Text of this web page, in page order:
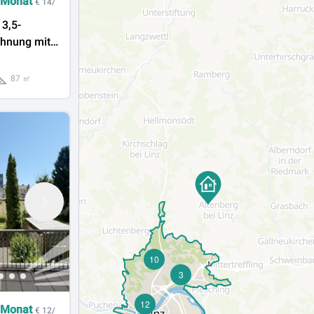
€ 14/
mit
87 ㎡
€ 12/
3
10
12